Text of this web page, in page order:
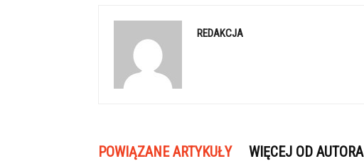
REDAKCJA
POWIĄZANE ARTYKUŁY WIĘCEJ OD AUTORA